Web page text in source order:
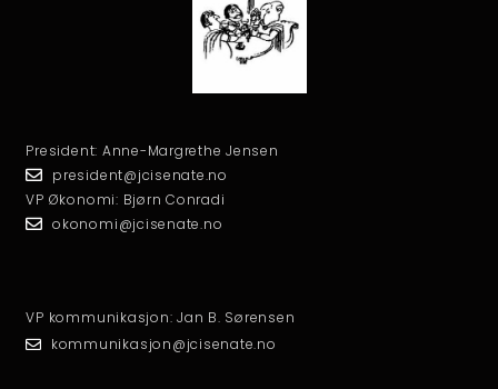
President: Anne-Margrethe Jensen
president@jcisenate.no
VP Økonomi: Bjørn Conradi
okonomi@jcisenate.no
VP kommunikasjon: Jan B. Sørensen
kommunikasjon@jcisenate.no